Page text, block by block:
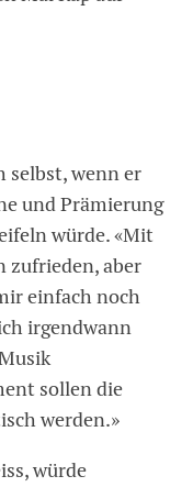
selbst, wenn er
und Prämierung
würde. «Mit
zufrieden, aber
einfach noch
irgendwann
sollen die
werden.»
würde